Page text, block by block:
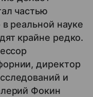
частью
реальной науке
крайне редко.
директор
и
Фокин